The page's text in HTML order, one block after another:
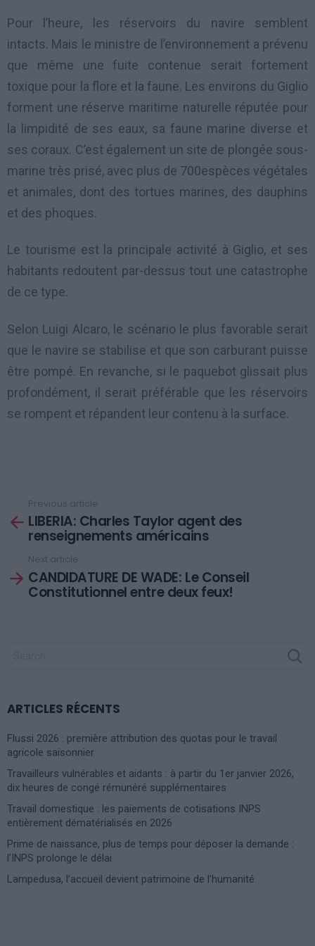
Pour l’heure, les réservoirs du navire semblent
intacts. Mais le ministre de l’environnement a prévenu
que même une fuite contenue serait fortement
toxique pour la flore et la faune. Les environs du Giglio
forment une réserve maritime naturelle réputée pour
la limpidité de ses eaux, sa faune marine diverse et
ses coraux. C’est également un site de plongée sous-
marine très prisé, avec plus de 700espèces végétales
et animales, dont des tortues marines, des dauphins
et des phoques.
Le tourisme est la principale activité à Giglio, et ses
habitants redoutent par-dessus tout une catastrophe
de ce type.
Selon Luigi Alcaro, le scénario le plus favorable serait
que le navire se stabilise et que son carburant puisse
être pompé. En revanche, si le paquebot glissait plus
profondément, il serait préférable que les réservoirs
se rompent et répandent leur contenu à la surface.
more
Previous article
LIBERIA: Charles Taylor agent des
renseignements américains
Next article
CANDIDATURE DE WADE: Le Conseil
Constitutionnel entre deux feux!
ARTICLES RÉCENTS
Flussi 2026 : première attribution des quotas pour le travail
agricole saisonnier
Travailleurs vulnérables et aidants : à partir du 1er janvier 2026,
dix heures de congé rémunéré supplémentaires
Travail domestique : les paiements de cotisations INPS
entièrement dématérialisés en 2026
Prime de naissance, plus de temps pour déposer la demande :
l’INPS prolonge le délai
Lampedusa, l’accueil devient patrimoine de l’humanité